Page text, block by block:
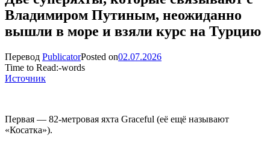
Владимиром Путиным, неожиданно
вышли в море и взяли курс на Турцию
Перевод PublicatorPosted on02.07.2026
Time to Read:-words
Источник
Первая — 82-метровая яхта Graceful (её ещё называют
«Косатка»).